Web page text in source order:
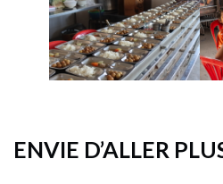
ENVIE D’ALLER